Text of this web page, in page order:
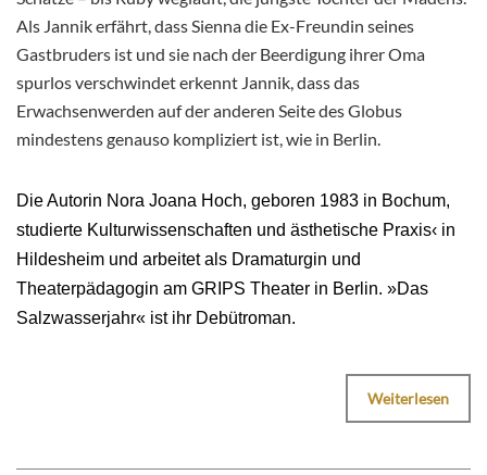
Als Jannik erfährt, dass Sienna die Ex-Freundin seines
Gastbruders ist und sie nach der Beerdigung ihrer Oma
spurlos verschwindet erkennt Jannik, dass das
Erwachsenwerden auf der anderen Seite des Globus
mindestens genauso kompliziert ist, wie in Berlin.
Die Autorin Nora Joana Hoch, geboren 1983 in Bochum,
studierte Kulturwissenschaften und ästhetische Praxis‹ in
Hildesheim und arbeitet als Dramaturgin und
Theaterpädagogin am GRIPS Theater in Berlin. »Das
Salzwasserjahr« ist ihr Debütroman.
Weiterlesen